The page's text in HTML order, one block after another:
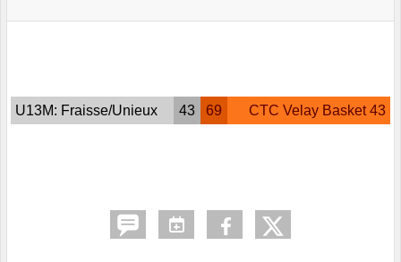
U13M: Fraisse/Unieux 43 69 CTC Velay Basket 43